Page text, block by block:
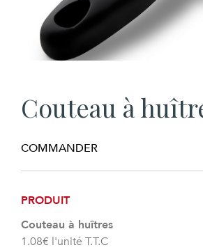
Couteau à
COMMANDER
PRODUIT
Couteau à huîtres
1.08€ l'unité T.T.C